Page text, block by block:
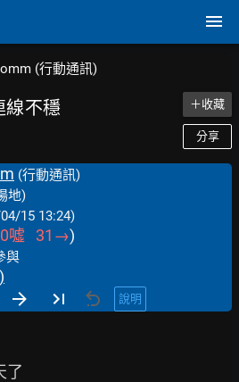
(行動通訊)
線不穩 ＋收藏
分享
(行動通訊)
地)
15 13:24)
0噓 31 →)
與
說明
了